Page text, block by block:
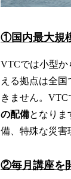
①国内最大規
VTCでは小型か
える拠点は全
きません。VTC
の配備となりま
備、特殊な災害
②毎月講座を